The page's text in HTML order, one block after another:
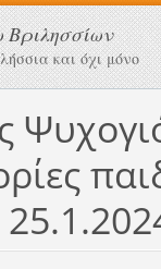
και όχι μόνο